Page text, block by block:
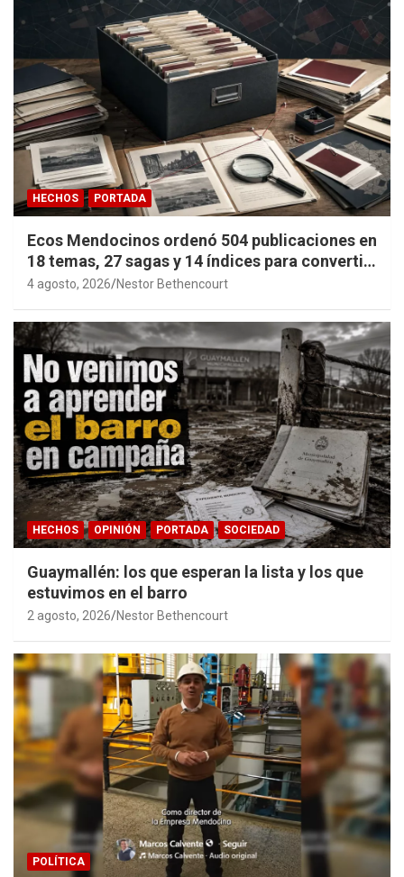
HECHOS PORTADA
Ecos Mendocinos ordenó 504 publicaciones en
18 temas, 27 sagas y 14 índices para convertir
años de investigación en memoria pública
4 agosto, 2026 Nestor Bethencourt
HECHOS OPINIÓN PORTADA SOCIEDAD
Guaymallén: los que esperan la lista y los que
estuvimos en el barro
2 agosto, 2026 Nestor Bethencourt
POLÍTICA